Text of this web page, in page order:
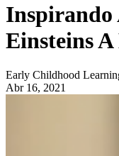
Inspirando
Einsteins
Early Childhood
Abr 16, 2021